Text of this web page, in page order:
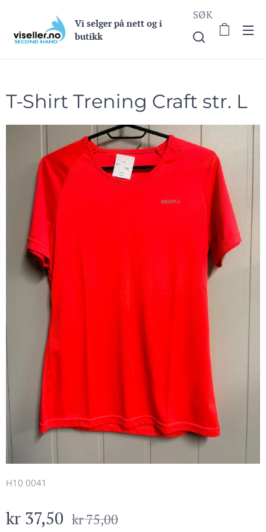
Vi selger på nett og i
butikk
SØK
T-Shirt Trening Craft str. L
H10 0041
kr 37,50 kr75,00